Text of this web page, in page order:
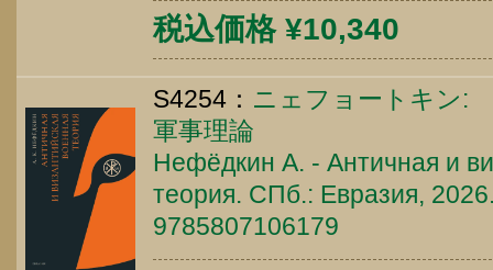
税込価格 ¥10,340
S4254： ニェフョートキン:
軍事理論
Нефёдкин А. - Античная и
теория. СПб.: Евразия,
9785807106179